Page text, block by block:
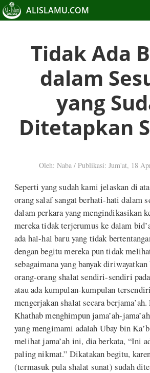
ALISLAMU.COM
Tidak Ada
dalam
yang
Ditetapkan
Oleh: Naba / Publikasi: Jum'at, 18
Seperti yang sudah kami jelaskan di
orang salaf sangat berhati-hati dalam
dalam perkara yang mengindikasikan
mereka tidak terjerumus ke dalam
ada hal-hal baru yang tidak
dengan begitu mereka pun tidak
sebagaimana yang banyak
orang-orang shalat sendiri-sendiri
atau ada kumpulan-kumpulan
mengerjakan shalat secara
Khathab menghimpun jama’ah-
yang mengimami adalah Ubay bin
melihat jama’ah ini, dia berkata, “Ini
paling nikmat.” Dikatakan begitu,
(termasuk pula shalat sunat) sudah